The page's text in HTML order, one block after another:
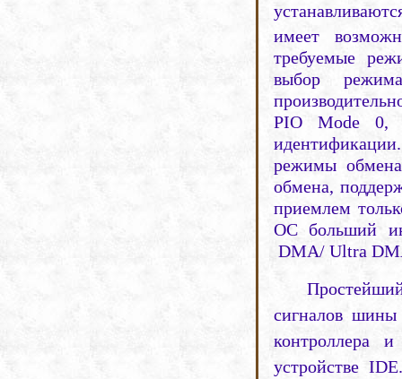
имеет
требуемые
выбор
PIO
Mode0, в
режимы
обмена,
приемлем
ОС больший
DMA/ Ultra
сигналов
контроллера
устройствеIDE